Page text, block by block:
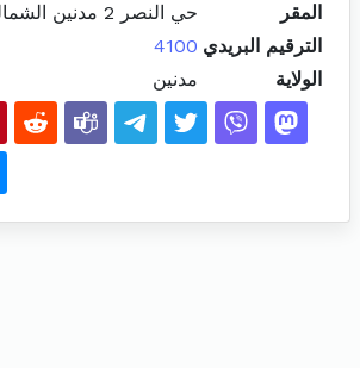
المقر
حي النصر 2 مدنين الشمالية
الترقيم البريدي 4100
الولاية
مدنين